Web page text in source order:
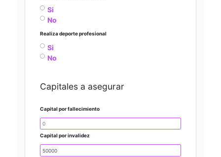
Si
No
Realiza deporte profesional
Si
No
Capitales a asegurar
Capital por fallecimiento
Capital por invalidez